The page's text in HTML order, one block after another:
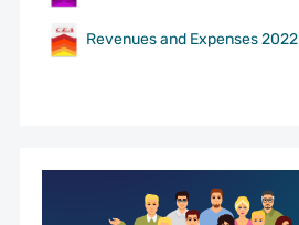
Revenues and Expenses 2022